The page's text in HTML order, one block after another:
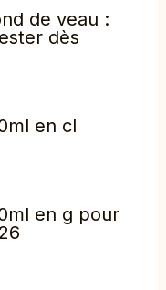
de veau :
dès
en cl
en g pour